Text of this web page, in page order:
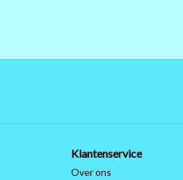
Klantenservice
Over ons